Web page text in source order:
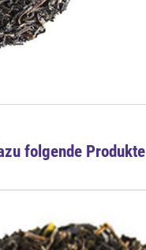
folgende Produkte